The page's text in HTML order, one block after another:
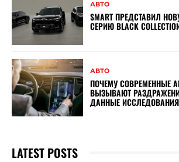
АВТО
SMART ПРЕДСТАВИЛ
СЕРИЮ BLACK
АВТО
ПОЧЕМУ СОВРЕМЕННЫЕ
ВЫЗЫВАЮТ
ДАННЫЕ ИССЛЕДОВАНИЯ
LATEST POSTS